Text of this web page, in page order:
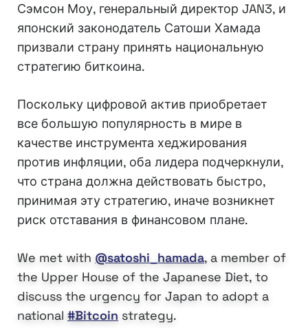
Сэмсон Моу, генеральный директор JAN3, и
японский законодатель Сатоши Хамада
призвали страну принять национальную
стратегию биткоина.
Поскольку цифровой актив приобретает
все большую популярность в мире в
качестве инструмента хеджирования
против инфляции, оба лидера подчеркнули,
что страна должна действовать быстро,
принимая эту стратегию, иначе возникнет
риск отставания в финансовом плане.
We met with @satoshi_hamada, a member of
the Upper House of the Japanese Diet, to
discuss the urgency for Japan to adopt a
national #Bitcoin strategy.